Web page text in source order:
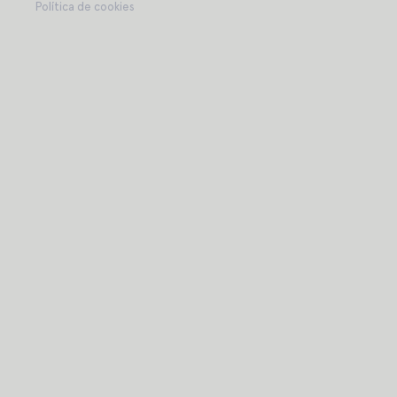
Política de cookies